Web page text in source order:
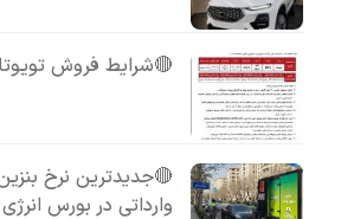
🔴شرایط فروش تویوتا BZ5 اعلام شد
🔴جدیدترین نرخ
وارداتی در بورس